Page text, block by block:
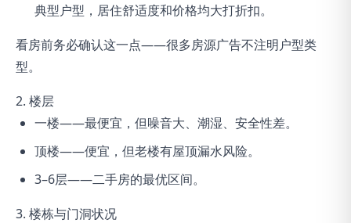
典型户型，居住舒适度和价格均大打折扣。
看房前务必确认这一点——很多房源广告不注明户型类
型。
2. 楼层
一楼——最便宜，但噪音大、潮湿、安全性差。
顶楼——便宜，但老楼有屋顶漏水风险。
3–6层——二手房的最优区间。
3. 楼栋与门洞状况